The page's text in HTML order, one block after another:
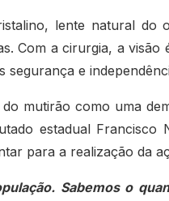
lente natural do
Com a cirurgia, a
segurança e
mutirão como uma
estadual Francisco
para a realização da
Sabemos o